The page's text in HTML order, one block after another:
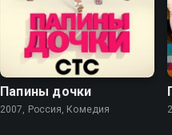
5.9 4.9
Папины дочки
2007, Россия, Комедия